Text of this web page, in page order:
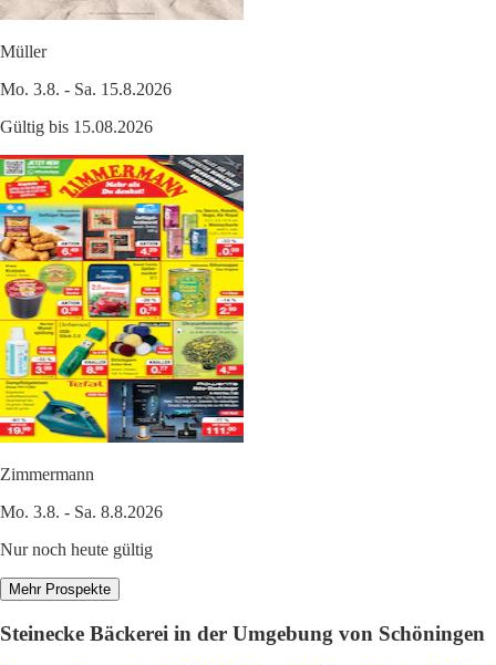
Müller
Mo. 3.8. - Sa. 15.8.2026
Gültig bis 15.08.2026
Zimmermann
Mo. 3.8. - Sa. 8.8.2026
Nur noch heute gültig
Mehr Prospekte
Steinecke Bäckerei in der Umgebung von Schöningen